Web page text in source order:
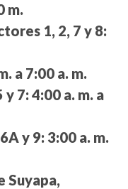
m.
1, 2, 7 y 8:
a 7:00 a. m.
y 7: 4:00 a. m. a
y 9: 3:00 a. m.
Suyapa,